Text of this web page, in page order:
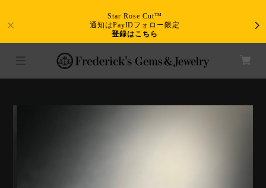
Star Rose Cut™
通知はPayIDフォロー限定
登録はこちら